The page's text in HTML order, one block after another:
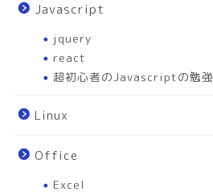
Javascript
jquery
react
超初心者のJavascriptの勉強
Linux
Office
Excel